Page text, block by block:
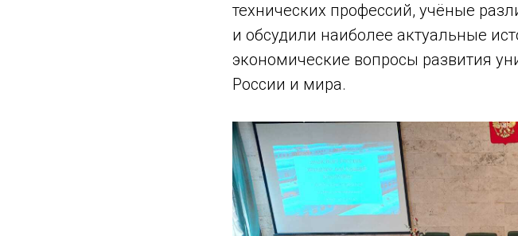
технических профессий, учёные
и обсудили наиболее актуальные
экономические вопросы развития
России и мира.